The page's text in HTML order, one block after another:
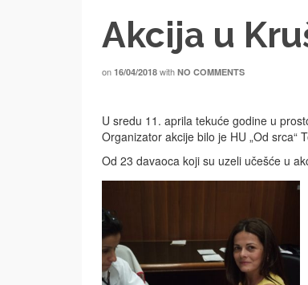
Akcija u
on 16/04/2018 with NO COMMENTS
U sredu 11. aprila tekuće godine u
Organizator akcije bilo je HU „Od srca“
Od 23 davaoca koji su uzeli učešće u